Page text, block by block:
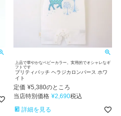
上品で華やかなベビーカラー。実用的でオシャレなギ
フトです
プリティパッチ ヘラジカロンパース ホワ
イト
定価 ¥5,380のところ
当店特別価格 ¥2,690税込
詳細を見る